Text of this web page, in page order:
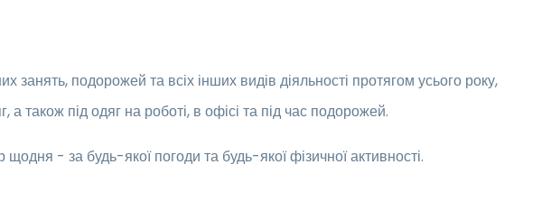
занять, подорожей та всіх інших видів діяльності протягом усього року,
також під одяг на роботі, в офісі та під час подорожей.
- за будь-якої погоди та будь-якої фізичної активності.